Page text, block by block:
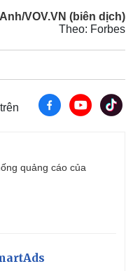
VOV.VN (biên dịch)
Theo: Forbes
quảng cáo của